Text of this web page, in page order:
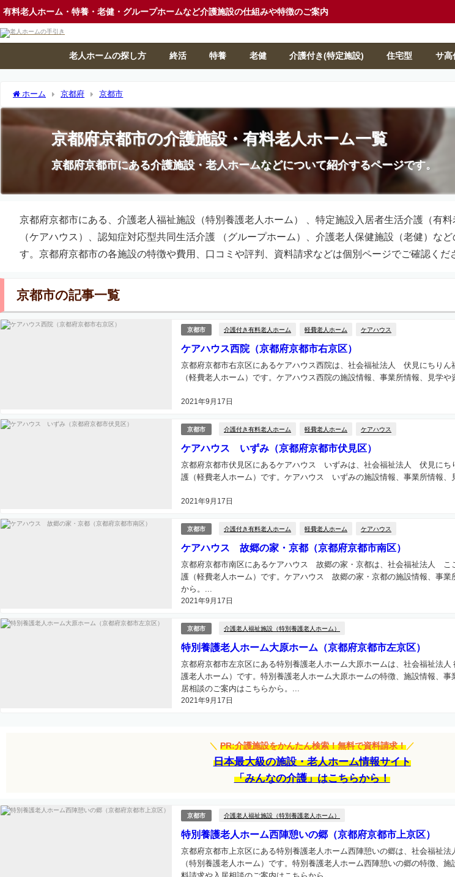
有料老人ホーム・特養・老健・グループホームなど介護施設の仕組みや特徴のご案内
老人ホームの探し方 終活 特養 老健 介護付き(特定施設) 住宅型 サ高
ホーム 京都府 京都市
京都府京都市の介護施設・有料老人ホーム一覧
京都府京都市にある介護施設・老人ホームなどについて紹介するページです。
京都府京都市にある、介護老人福祉施設（特別養護老人ホーム） 、特定施設入居者生活介護（有
（ケアハウス）、認知症対応型共同生活介護 （グループホーム）、介護老人保健施設（老健）な
す。京都府京都市の各施設の特徴や費用、口コミや評判、資料請求などは個別ページでご確認くだ
京都市の記事一覧
京都市 介護付き有料老人ホーム 軽費老人ホーム ケアハウス
ケアハウス西院（京都府京都市右京区）
2021年9月17日
京都府京都市右京区にあるケアハウス西院は、社会福祉法人 伏見にちりん
（軽費老人ホーム）です。ケアハウス西院の施設情報、事業所情報、見学や
京都市 介護付き有料老人ホーム 軽費老人ホーム ケアハウス
ケアハウス いずみ（京都府京都市伏見区）
2021年9月17日
京都府京都市伏見区にあるケアハウス いずみは、社会福祉法人 伏見にち
護（軽費老人ホーム）です。ケアハウス いずみの施設情報、事業所情報、
京都市 介護付き有料老人ホーム 軽費老人ホーム ケアハウス
ケアハウス 故郷の家・京都（京都府京都市南区）
2021年9月17日
京都府京都市南区にあるケアハウス 故郷の家・京都は、社会福祉法人 こ
護（軽費老人ホーム）です。ケアハウス 故郷の家・京都の施設情報、事業
から。...
京都市 介護老人福祉施設（特別養護老人ホーム）
特別養護老人ホーム大原ホーム（京都府京都市左京区）
2021年9月17日
京都府京都市左京区にある特別養護老人ホーム大原ホームは、社会福祉法
護老人ホーム）です。特別養護老人ホーム大原ホームの特徴、施設情報、
居相談のご案内はこちらから。...
＼ PR:介護施設をかんたん検索！無料で資料請求！ ／
日本最大級の施設・老人ホーム情報サイト
「みんなの介護」はこちらから！
京都市 介護老人福祉施設（特別養護老人ホーム）
特別養護老人ホーム西陣憩いの郷（京都府京都市上京区）
京都府京都市上京区にある特別養護老人ホーム西陣憩いの郷は、社会福祉
（特別養護老人ホーム）です。特別養護老人ホーム西陣憩いの郷の特徴、